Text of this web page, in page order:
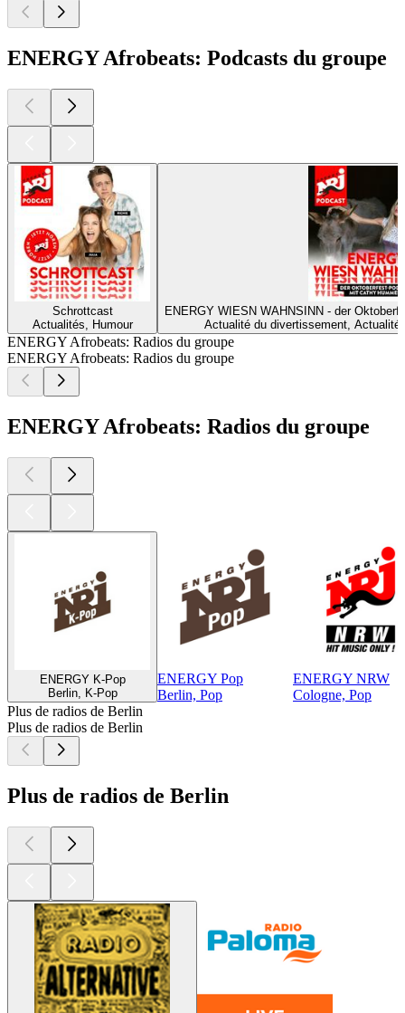
ENERGY Afrobeats: Podcasts du groupe
Schrottcast
Actualités, Humour
ENERGY WIESN WAHNSINN - der
Actualité du divertissement,
ENERGY Afrobeats: Radios du groupe
ENERGY Afrobeats: Radios du groupe
ENERGY Afrobeats: Radios du groupe
ENERGY K-Pop
Berlin, K-Pop
ENERGY Pop
Berlin, Pop
ENERGY NRW
Cologne, Pop
Plus de radios de Berlin
Plus de radios de Berlin
Plus de radios de Berlin